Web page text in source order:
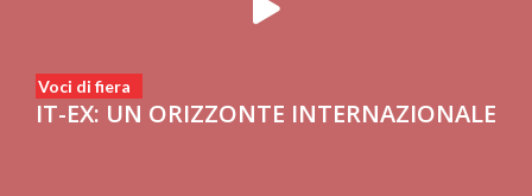
Voci di fiera
IT-EX: UN ORIZZONTE INTERNAZIONALE